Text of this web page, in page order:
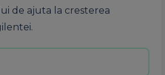
de ajuta la cresterea